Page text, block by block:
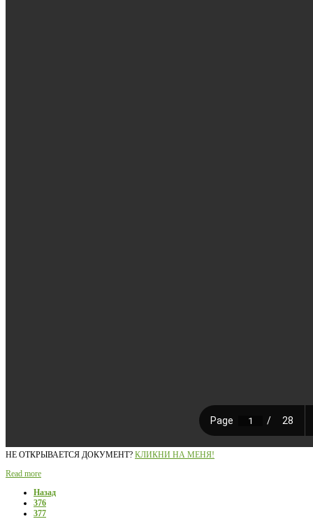
НЕ ОТКРЫВАЕТСЯ ДОКУМЕНТ? КЛИКНИ НА МЕНЯ!
Read more
Назад
376
377